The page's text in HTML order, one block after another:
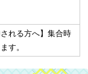
れる方へ】集合時
す。